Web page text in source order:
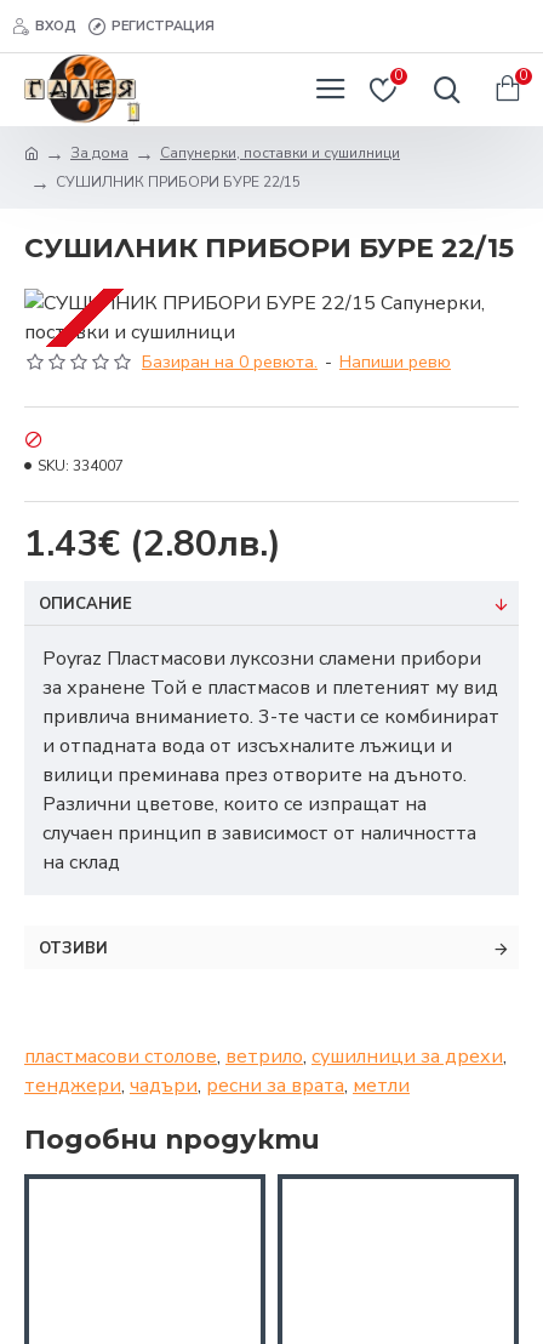
ВХОД РЕГИСТРАЦИЯ
0 0
За дома
Сапунерки, поставки и сушилници
СУШИЛНИК ПРИБОРИ БУРЕ 22/15
СУШИЛНИК ПРИБОРИ БУРЕ 22/15
Базиран на 0 ревюта. - Напиши ревю
1.43€ (2.80лв.)
SKU: 334007
ОПИСАНИЕ
Poyraz Пластмасови луксозни сламени прибори
за хранене Той е пластмасов и плетеният му вид
привлича вниманието. 3-те части се комбинират
и отпадната вода от изсъхналите лъжици и
вилици преминава през отворите на дъното.
Различни цветове, които се изпращат на
случаен принцип в зависимост от наличността
на склад
ОТЗИВИ
пластмасови столове, ветрило, сушилници за дрехи,
тенджери, чадъри, ресни за врата, метли
Подобни продукти